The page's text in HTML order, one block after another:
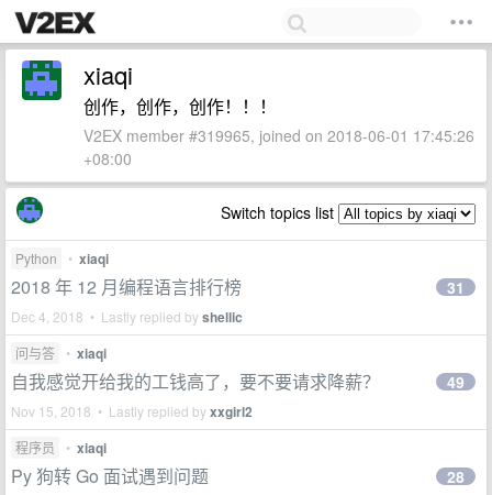
xiaqi
创作，创作，创作！！！
V2EX member #319965, joined on 2018-06-01 17:45:26
+08:00
Switch topics list
Python • xiaqi
2018 年 12 月编程语言排行榜
Dec 4, 2018 • Lastly replied byshellic
31
问与答 • xiaqi
自我感觉开给我的工钱高了，要不要请求降薪？
Nov 15, 2018 • Lastly replied byxxgirl2
49
程序员 • xiaqi
Py 狗转 Go 面试遇到问题 28